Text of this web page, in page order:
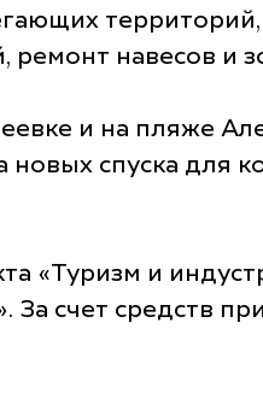
навесов и
и на пляже
спуска для
«Туризм и
счет средств